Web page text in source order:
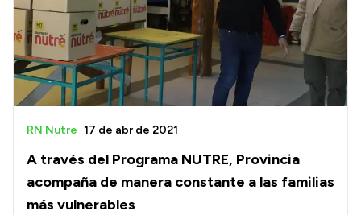
Acerca de Río Negro
Historia
Geografía
Invertí en Río Negro
Transparencia
Presupuesto
A través del Programa NUTRE, Provincia
acompaña de manera constante a las familias
más vulnerables
RN Nutre 17 de abr de 2021